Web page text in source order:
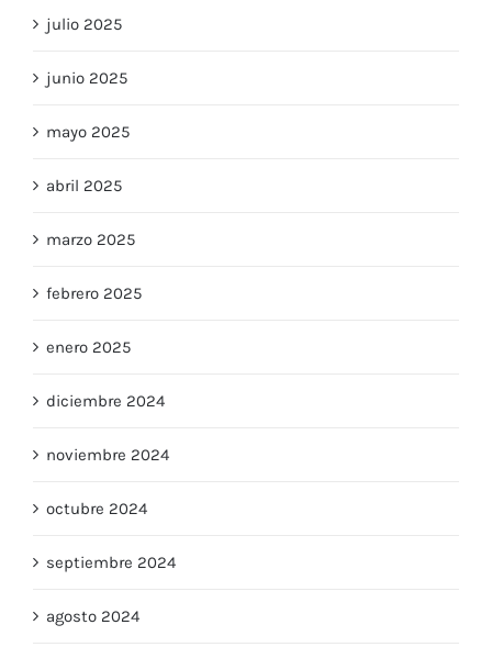
julio 2025
junio 2025
mayo 2025
abril 2025
marzo 2025
febrero 2025
enero 2025
diciembre 2024
noviembre 2024
octubre 2024
septiembre 2024
agosto 2024